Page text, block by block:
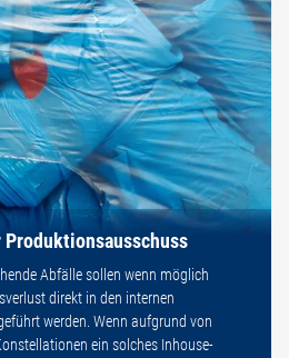
Abfälle sollen wenn möglich
direkt in den internen
werden. Wenn aufgrund von
ein solches Inhouse-